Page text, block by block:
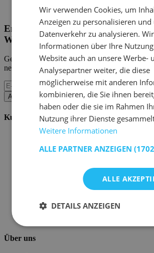
Home Emob|Mein Konto
Erhalten Sie unsere neuen
Werbeaktionen.
Geben Sie uns Ihre E-Mail und Sie werden
neuesten Ereignisse informiert.
Abonnieren
Kundenservice
Zahlungsmöglichkeiten
Stornieren oder retournieren
Pflegehinweise
Paswort Vergessen?
Über uns
Wir verwenden Cookies, um
Anzeigen zu personalisieren und
Datenverkehr zu analysieren.
Informationen über Ihre
Website auch an unsere Werbe-
Analysepartner weiter, die diese
möglicherweise mit anderen
kombinieren, die Sie ihnen
haben oder die sie im Rahmen
Nutzung ihrer Dienste
Weitere Informationen
ALLE PARTNER ANZEIGEN
ALLE
DETAILS ANZEIGEN